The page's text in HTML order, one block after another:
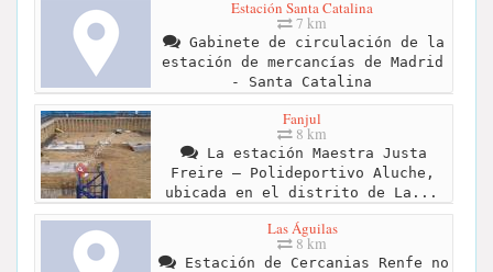
Estación Santa Catalina
7 km
Gabinete de circulación de la
estación de mercancías de Madrid
- Santa Catalina
Fanjul
8 km
La estación Maestra Justa
Freire – Polideportivo Aluche,
ubicada en el distrito de La...
Las Águilas
8 km
Estación de Cercanias Renfe no